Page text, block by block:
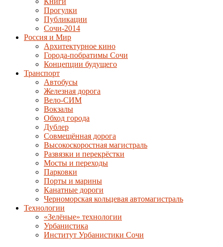
Прогулки
Публикации
Сочи-2014
Россия и Мир
Архитектурное кино
Города-побратимы Сочи
Концепции будущего
Транспорт
Автобусы
Железная дорога
Вело-СИМ
Вокзалы
Обход города
Дублер
Совмещённая дорога
Высокоскоростная магистраль
Развязки и перекрёстки
Мосты и переходы
Парковки
Порты и марины
Канатные дороги
Черноморская кольцевая автомагистраль
Технологии
«Зелёные» технологии
Урбанистика
Институт Урбанистики Сочи